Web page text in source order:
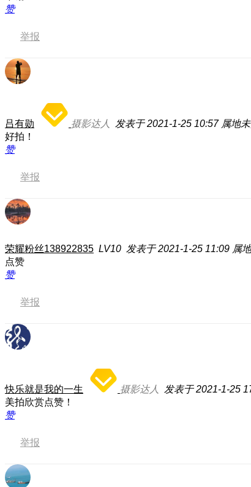
赞
举报
吕有勋 摄影达人 发表于 2021-1-25 10:57 属地
好拍！
赞
举报
荣耀粉丝138922835 LV10 发表于 2021-1-25 11:09 属
点赞
赞
举报
快乐就是我的一生 摄影达人 发表于 2021-1-25
美拍欣赏点赞！
赞
举报